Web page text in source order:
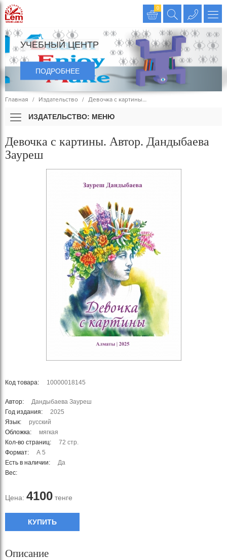
0
УЧЕБНЫЙ ЦЕНТР
ПОДРОБНЕЕ
Главная Издательство Девочка с картины…
ИЗДАТЕЛЬСТВО: МЕНЮ
Девочка с картины. Автор. Дандыбаева
Зауреш
Код товара: 10000018145
Автор:
Дандыбаева Зауреш
Год издания:
2025
Язык:
русский
Обложка:
мягкая
Кол-во страниц:
72 стр.
Формат:
А 5
Есть в наличии:
Да
Вес:
Цена: 4100 тенге
КУПИТЬ
Описание